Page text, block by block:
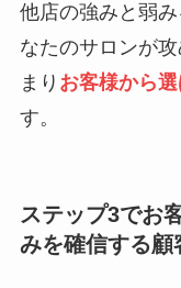
他店の強みと弱
なたのサロンが
まり お客様から
す。
ステップ3でお
みを確信する顧